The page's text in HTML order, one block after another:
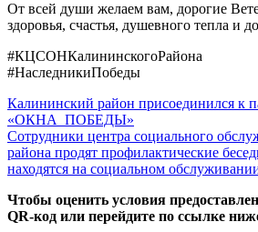
От всей души желаем вам, дорогие
здоровья, счастья, душевного тепла и
#КЦСОНКалининскогоРайона
#НаследникиПобеды
Навигация
по
записям
Previous
Post:
Калининский район присоединился к
«ОКНА_ПОБЕДЫ»
Next
Post:
Сотрудники центра социального
района продят профилактические
находятся на социальном
Чтобы оценить условия
QR-код или перейдите по ссылке